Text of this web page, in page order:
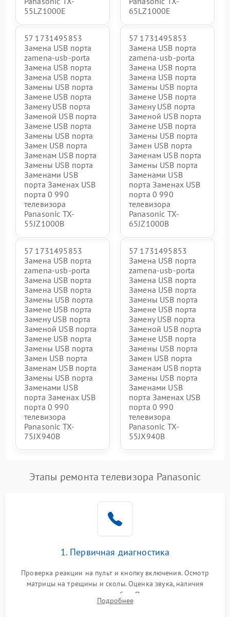
55LZ1000E
65LZ1000E
57 1731495853
Замена USB порта
zamena-usb-porta
Замена USB порта
Замена USB порта
Замены USB порта
Замене USB порта
Замену USB порта
Заменой USB порта
Замене USB порта
Замены USB порта
Замен USB порта
Заменам USB порта
Замены USB порта
Заменами USB
порта Заменах USB
порта 0 990
телевизора
Panasonic TX-
55JZ1000B
57 1731495853
Замена USB порта
zamena-usb-porta
Замена USB порта
Замена USB порта
Замены USB порта
Замене USB порта
Замену USB порта
Заменой USB порта
Замене USB порта
Замены USB порта
Замен USB порта
Заменам USB порта
Замены USB порта
Заменами USB
порта Заменах USB
порта 0 990
телевизора
Panasonic TX-
65JZ1000B
57 1731495853
Замена USB порта
zamena-usb-porta
Замена USB порта
Замена USB порта
Замены USB порта
Замене USB порта
Замену USB порта
Заменой USB порта
Замене USB порта
Замены USB порта
Замен USB порта
Заменам USB порта
Замены USB порта
Заменами USB
порта Заменах USB
порта 0 990
телевизора
Panasonic TX-
75JX940B
57 1731495853
Замена USB порта
zamena-usb-porta
Замена USB порта
Замена USB порта
Замены USB порта
Замене USB порта
Замену USB порта
Заменой USB порта
Замене USB порта
Замены USB порта
Замен USB порта
Заменам USB порта
Замены USB порта
Заменами USB
порта Заменах USB
порта 0 990
телевизора
Panasonic TX-
55JX940B
Этапы ремонта телевизора Panasonic
1. Первичная диагностика
Проверка реакции на пульт и кнопку включения. Осмотр
матрицы на трещины и сколы. Оценка звука, наличия
подсветки и индикаторов ошибок. Подключение тестовых
источников сигнала для выявления симптомов поломки.
Подробнее